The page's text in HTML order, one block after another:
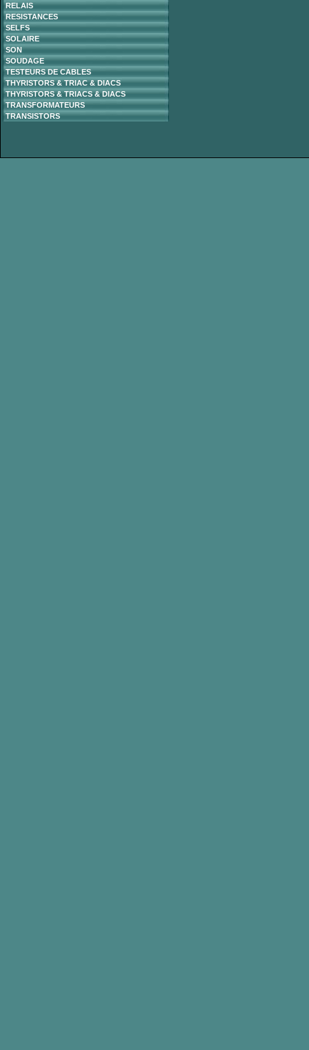
RELAIS
RESISTANCES
SELFS
SOLAIRE
SON
SOUDAGE
TESTEURS DE CABLES
THYRISTORS & TRIAC & DIACS
THYRISTORS & TRIACS & DIACS
TRANSFORMATEURS
TRANSISTORS